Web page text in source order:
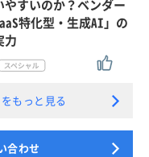
やすいのか？ベンダー
特化型・生成AI」の
力
もっと見る
合わせ